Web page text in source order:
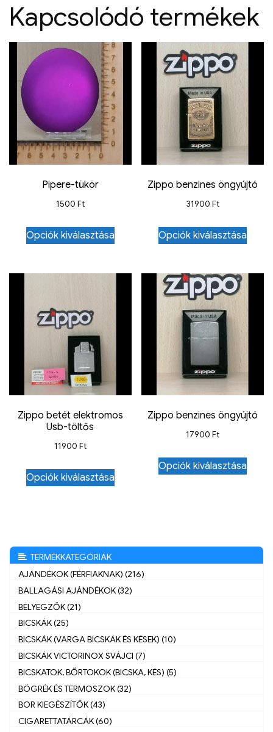
Kapcsolódó termékek
Pipere-tükör
1500 Ft
Opciók kiválasztása
Zippo benzines öngyújtó
31900 Ft
Opciók kiválasztása
Zippo betét elektromos
Usb-töltős
11900 Ft
Opciók kiválasztása
Zippo benzines öngyújtó
17900Ft
Opciók kiválasztása
TERMÉKKATEGÓRIÁK
AJÁNDÉKOK (FÉRFIAKNAK) (216)
BALLAGÁSI AJÁNDÉKOK (32)
BÉLYEGZŐK (21)
BICSKÁK (25)
BICSKÁK (VARGA BICSKÁK ÉS KÉSEK) (10)
BICSKÁK VICTORINOX SVÁJCI (7)
BICSKATOK, BŐRTOKOK (BICSKA, KÉS) (5)
BÖGRÉK ÉS TERMOSZOK (32)
BOR KIEGÉSZÍTŐK (43)
CIGARETTATÁRCÁK (60)